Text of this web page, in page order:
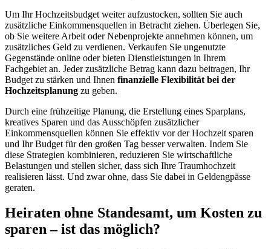
Um Ihr Hochzeitsbudget weiter aufzustocken, sollten Sie auch
zusätzliche Einkommensquellen in Betracht ziehen. Überlegen Sie,
ob Sie weitere Arbeit oder Nebenprojekte annehmen können, um
zusätzliches Geld zu verdienen. Verkaufen Sie ungenutzte
Gegenstände online oder bieten Dienstleistungen in Ihrem
Fachgebiet an. Jeder zusätzliche Betrag kann dazu beitragen, Ihr
Budget zu stärken und Ihnen finanzielle Flexibilität bei der
Hochzeitsplanung zu geben.
Durch eine frühzeitige Planung, die Erstellung eines Sparplans,
kreatives Sparen und das Ausschöpfen zusätzlicher
Einkommensquellen können Sie effektiv vor der Hochzeit sparen
und Ihr Budget für den großen Tag besser verwalten. Indem Sie
diese Strategien kombinieren, reduzieren Sie wirtschaftliche
Belastungen und stellen sicher, dass sich Ihre Traumhochzeit
realisieren lässt. Und zwar ohne, dass Sie dabei in Geldengpässe
geraten.
Heiraten ohne Standesamt, um Kosten zu
sparen – ist das möglich?